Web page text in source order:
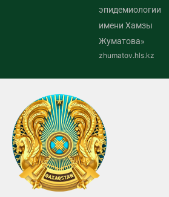
эпидемиологии
имени Хамзы
Жуматова»
zhumatov.hls.kz